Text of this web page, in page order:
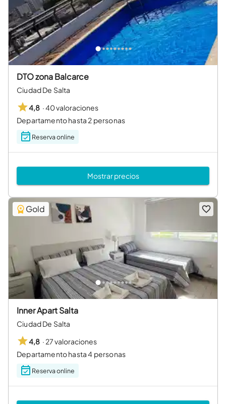
DTO zona Balcarce
Ciudad De Salta
4,8 ·40 valoraciones
Departamento hasta 2 personas
Reserva online
Mostrar precios
Gold
Inner Apart Salta
Ciudad De Salta
4,8 · 27 valoraciones
Departamento hasta 4 personas
Reserva online